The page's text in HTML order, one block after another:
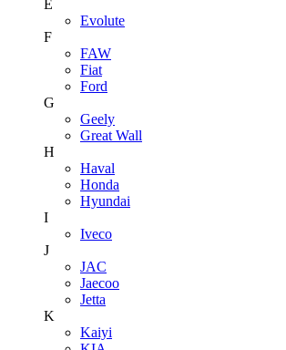
E
Evolute
F
FAW
Fiat
Ford
G
Geely
Great Wall
H
Haval
Honda
Hyundai
I
Iveco
J
JAC
Jaecoo
Jetta
K
Kaiyi